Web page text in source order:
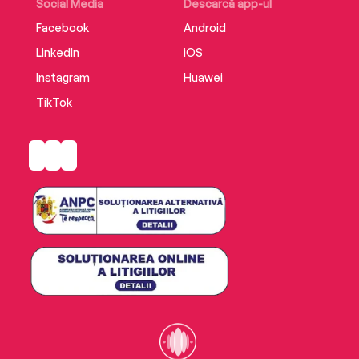
Social Media
Facebook
LinkedIn
Instagram
TikTok
Descarcă app-ul
Android
iOS
Huawei